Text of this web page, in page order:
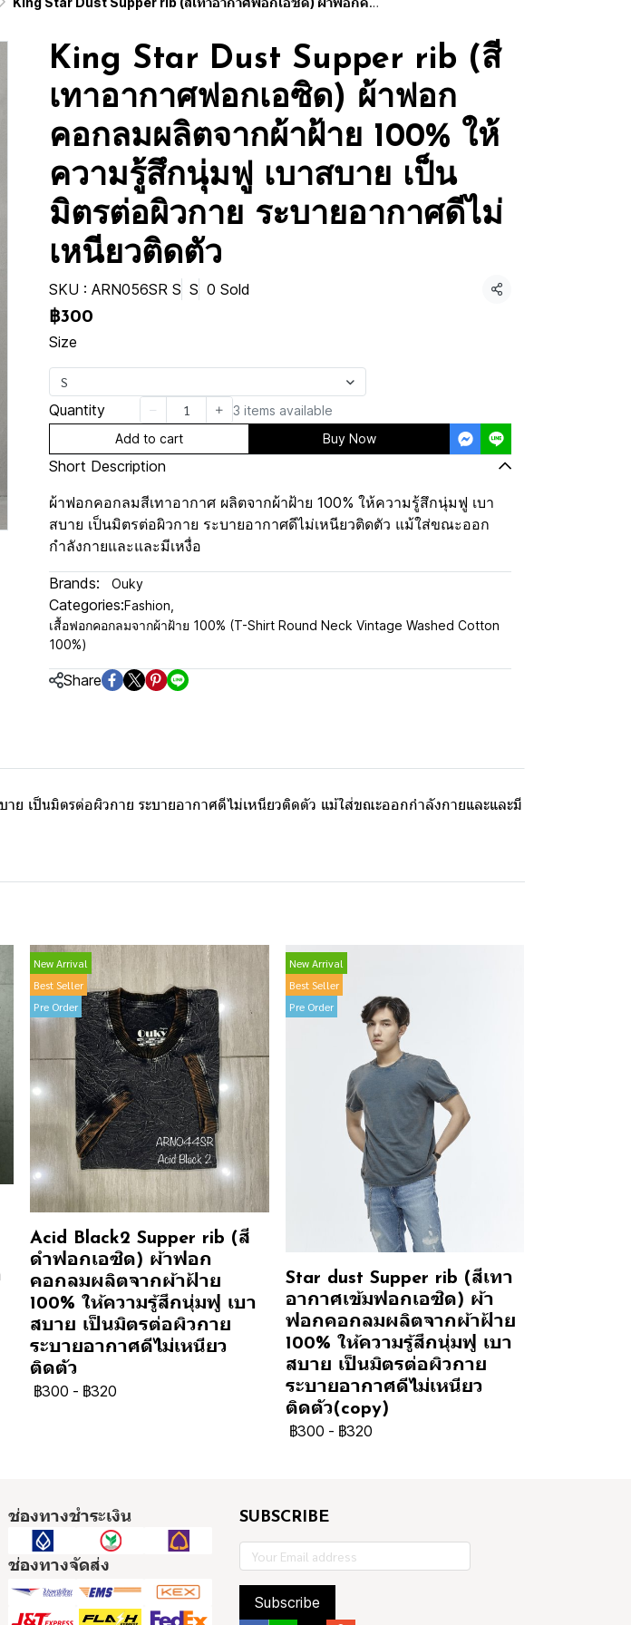
King Star Dust Supper rib (สี
เทาอากาศฟอกเอซิด) ผ้าฟอก
คอกลมผลิตจากผ้าฝ้าย 100% ให้
ความรู้สึกนุ่มฟู เบาสบาย เป็น
มิตรต่อผิวกาย ระบายอากาศดีไม่
เหนียวติดตัว
SKU : ARN056SR S S 0 Sold Share
฿300
Size
S
Quantity
3 items available
Add to cart
Buy Now
Short Description
ผ้าฟอกคอกลมสีเทาอากาศ ผลิตจากผ้าฝ้าย 100% ให้ความรู้สึกนุ่มฟู เบา
สบาย เป็นมิตรต่อผิวกาย ระบายอากาศดีไม่เหนียวติดตัว แม้ใส่ขณะออก
กำลังกายและและมีเหงื่อ
Brands: Ouky
Categories:Fashion
เสื้อฟอกคอกลมจากผ้าฝ้าย 100% (T-Shirt Round Neck Vintage Washed Cotton
100%)
Share
เป็นมิตรต่อผิวกาย ระบายอากาศดีไม่เหนียวติดตัว แม้ใส่ขณะออกกำลังกายและและมี
New Arrival
Best Seller
Pre Order
Acid Black2 Supper rib (สี
ดำฟอกเอซิด) ผ้าฟอก
คอกลมผลิตจากผ้าฝ้าย
100% ให้ความรู้สึกนุ่มฟู เบา
สบาย เป็นมิตรต่อผิวกาย
ระบายอากาศดีไม่เหนียว
ติดตัว
฿300 - ฿320
New Arrival
Best Seller
Pre Order
Star dust Supper rib (สีเทา
อากาศเข้มฟอกเอซิด) ผ้า
ฟอกคอกลมผลิตจากผ้าฝ้าย
100% ให้ความรู้สึกนุ่มฟู เบา
สบาย เป็นมิตรต่อผิวกาย
ระบายอากาศดีไม่เหนียว
ติดตัว(copy)
฿300 - ฿320
ช่องทางชำระเงิน
ช่องทางจัดส่ง
SUBSCRIBE
Subscribe